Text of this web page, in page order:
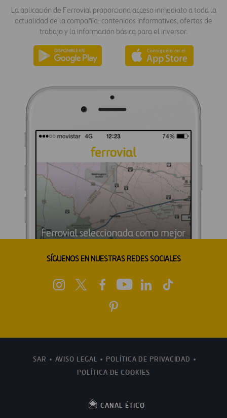
La aplicación de Ferrovial proporciona acceso inmediato a toda la
actualidad de la compañía: contenidos informativos, ofertas de
trabajo y la información básica para el inversor.
SÍGUENOS EN NUESTRAS REDES SOCIALES
SAR AVISO LEGAL
POLÍTICA DE PRIVACIDAD
POLÍTICA DE COOKIES
CANAL ÉTICO